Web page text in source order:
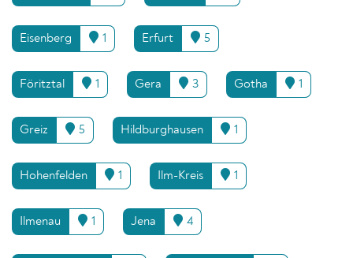
Eisenberg 1 Erfurt 5
Föritztal 1 Gera 3 Gotha 1
Greiz 5 Hildburghausen 1
Hohenfelden 1 Ilm-Kreis 1
Ilmenau 1 Jena 4